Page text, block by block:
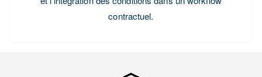
contractuel.